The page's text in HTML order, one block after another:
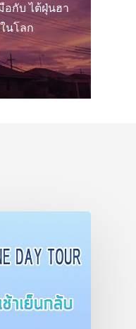
อกับ ไต้ฝุ่นฮา
นโลก
เอง
เดินทาง